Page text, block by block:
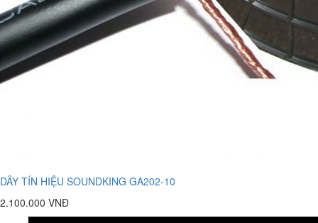
DÂY TÍN HIỆU SOUNDKING GA202-10
2.100.000 VNĐ